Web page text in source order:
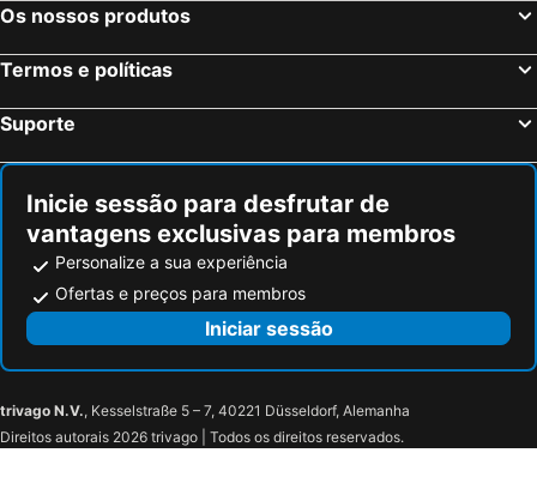
Os nossos produtos
Termos e políticas
Suporte
Inicie sessão para desfrutar de
vantagens exclusivas para membros
Personalize a sua experiência
Ofertas e preços para membros
Iniciar sessão
trivago N.V., Kesselstraße 5 – 7, 40221 Düsseldorf, Alemanha
Direitos autorais 2026 trivago | Todos os direitos reservados.